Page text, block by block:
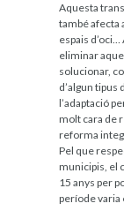
Aquesta
també afecta
espais
eliminar
solucionar,
d’algun tipus
l’adaptació
molt cara de
reforma
Pel que
municipis, el
15 anys per
període varia